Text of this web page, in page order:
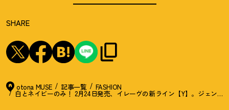
SHARE
otona MUSE 記事一覧 FASHION
白とネイビーのみ ！ 2月24日発売、イレーヴの新ライン【Y】。ジェンダ